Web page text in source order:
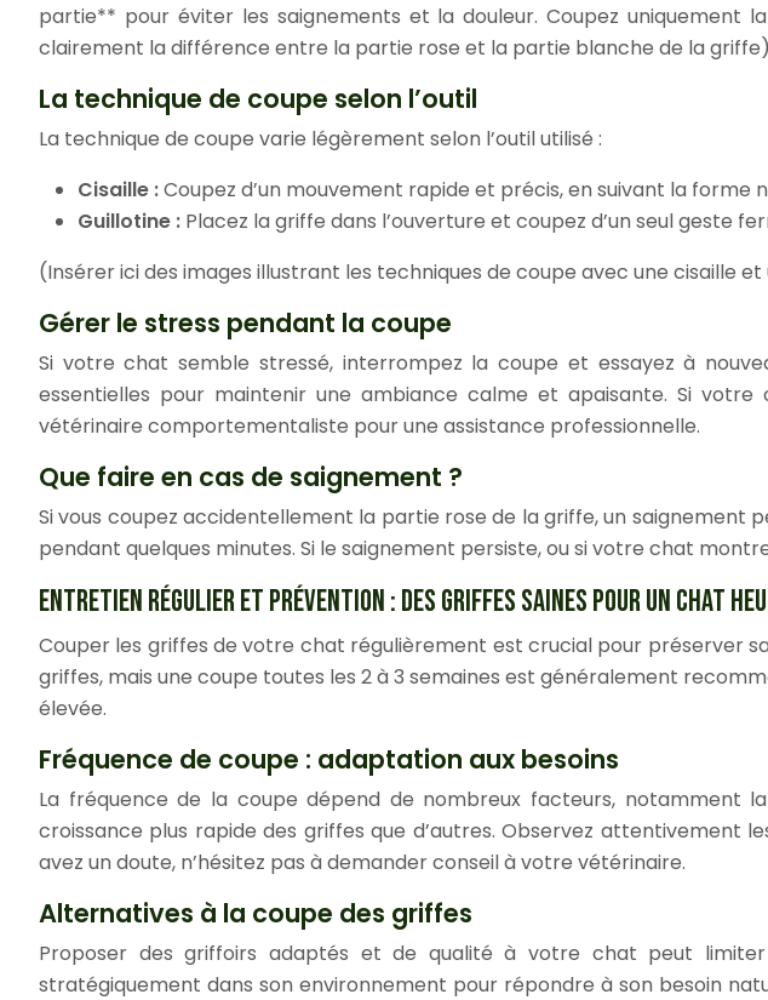
partie** pour éviter les saignements et la douleur. Coupez
clairement la différence entre la partie rose et la partie blanche de la griffe)
La technique de coupe selon l’outil
La technique de coupe varie légèrement selon l’outil utilisé :
Cisaille :Coupez d’un mouvement rapide et précis, en suivant la
Guillotine : Placez la griffe dans l’ouverture et coupez d’un seul geste
(Insérer ici des images illustrant les techniques de coupe avec une cisaille
Gérer le stress pendant la coupe
Si votre chat semble stressé, interrompez la coupe et essayez à
essentielles pour maintenir une ambiance calme et apaisante. Si
vétérinaire comportementaliste pour une assistance professionnelle.
Que faire en cas de saignement ?
Si vous coupez accidentellement la partie rose de la griffe, un
pendant quelques minutes. Si le saignement persiste, ou si votre chat
ENTRETIEN RÉGULIER ET PRÉVENTION : DES GRIFFES SAINES POUR UN CHAT
Couper les griffes de votre chat régulièrement est crucial pour préserver
griffes, mais une coupe toutes les 2 à 3 semaines est généralement
élevée.
Fréquence de coupe : adaptation aux besoins
La fréquence de la coupe dépend de nombreux facteurs, notamment
croissance plus rapide des griffes que d’autres. Observez attentivement
avez un doute, n’hésitez pas à demander conseil à votre vétérinaire.
Alternatives à la coupe des griffes
Proposer des griffoirs adaptés et de qualité à votre chat peut
stratégiquement dans son environnement pour répondre à son besoin